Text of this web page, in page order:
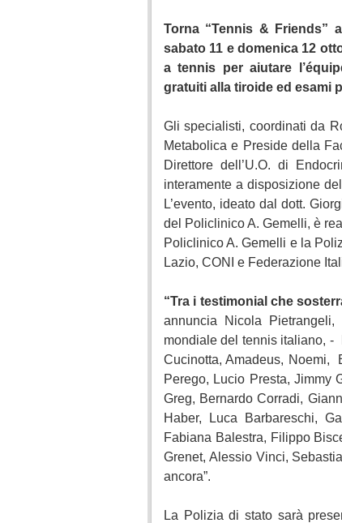
Torna “Tennis & Friends”
sabato 11 e domenica 12
a tennis per aiutare
gratuiti alla tiroide ed esami
Gli specialisti, coordinati da
Metabolica e Preside della
Direttore dell’U.O. di
interamente a disposizione
L’evento, ideato dal dott.
del Policlinico A. Gemelli, è
Policlinico A. Gemelli e la
Lazio, CONI e Federazione
“Tra i testimonial che
annuncia Nicola
mondiale del tennis italiano,
Cucinotta, Amadeus, Noemi,
Perego, Lucio Presta, Jimmy
Greg, Bernardo Corradi,
Haber, Luca Barbareschi,
Fabiana Balestra, Filippo
Grenet, Alessio Vinci,
ancora”.
La Polizia di stato sarà